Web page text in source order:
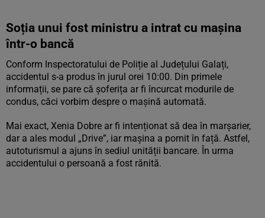
Soția unui fost ministru a intrat cu mașina
într-o bancă
Conform Inspectoratului de Poliție al Județului Galați,
accidentul s-a produs în jurul orei 10:00. Din primele
informații, se pare că șoferița ar fi încurcat modurile de
condus, căci vorbim despre o mașină automată.
Mai exact, Xenia Dobre ar fi intenționat să dea în marșarier,
dar a ales modul „Drive”, iar mașina a pornit în față. Astfel,
autoturismul a ajuns în sediul unității bancare. În urma
accidentului o persoană a fost rănită.